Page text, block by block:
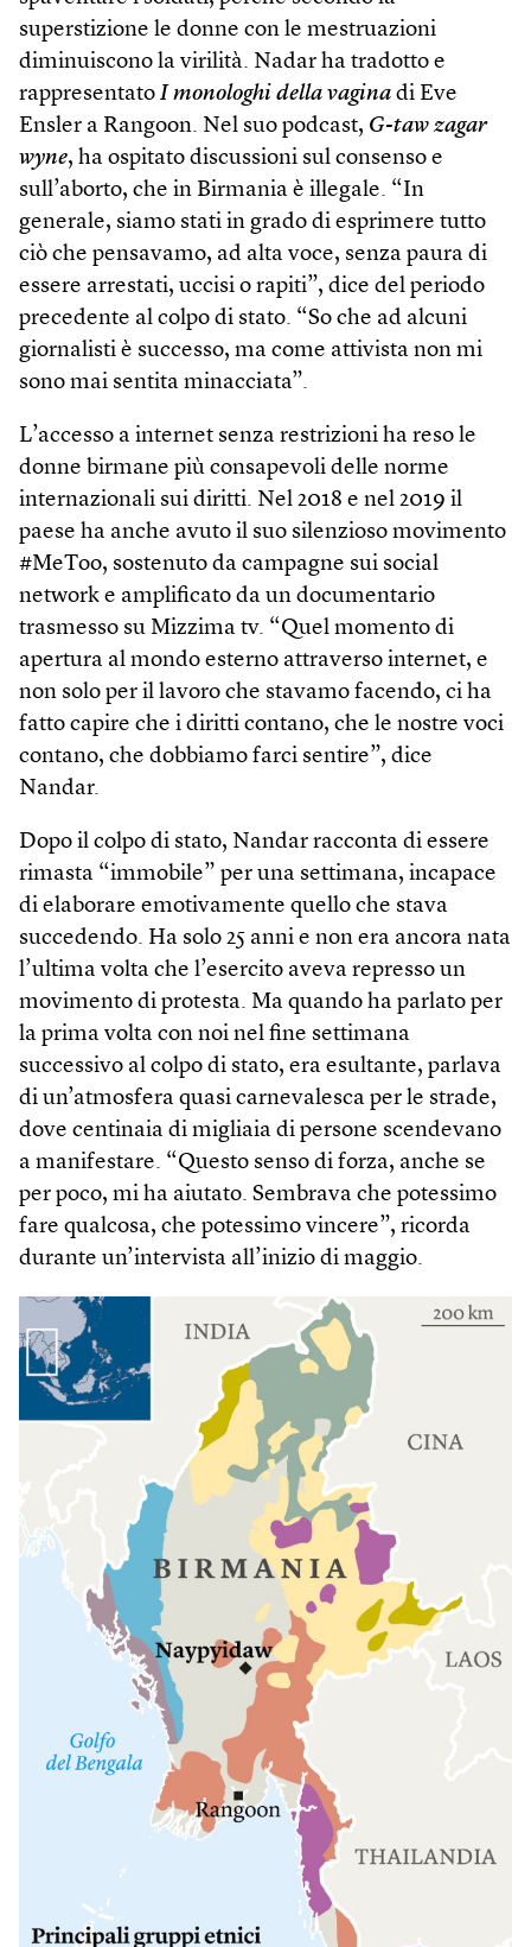
superstizione le donne con le mestruazioni
diminuiscono la virilità. Nadar ha tradotto e
rappresentato I monologhi della vagina di Eve
Ensler a Rangoon. Nel suo podcast, G-taw zagar
wyne, ha ospitato discussioni sul consenso e
sull’aborto, che in Birmania è illegale. “In
generale, siamo stati in grado di esprimere tutto
ciò che pensavamo, ad alta voce, senza paura di
essere arrestati, uccisi o rapiti”, dice del periodo
precedente al colpo di stato. “So che ad alcuni
giornalisti è successo, ma come attivista non mi
sono mai sentita minacciata”.
L’accesso a internet senza restrizioni ha reso le
donne birmane più consapevoli delle norme
internazionali sui diritti. Nel 2018 e nel 2019 il
paese ha anche avuto il suo silenzioso movimento
#MeToo, sostenuto da campagne sui social
network e amplificato da un documentario
trasmesso su Mizzima tv. “Quel momento di
apertura al mondo esterno attraverso internet, e
non solo per il lavoro che stavamo facendo, ci ha
fatto capire che i diritti contano, che le nostre voci
contano, che dobbiamo farci sentire”, dice
Nandar.
Dopo il colpo di stato, Nandar racconta di essere
rimasta “immobile” per una settimana, incapace
di elaborare emotivamente quello che stava
succedendo. Ha solo 25 anni e non era ancora nata
l’ultima volta che l’esercito aveva represso un
movimento di protesta. Ma quando ha parlato per
la prima volta con noi nel fine settimana
successivo al colpo di stato, era esultante, parlava
di un’atmosfera quasi carnevalesca per le strade,
dove centinaia di migliaia di persone scendevano
a manifestare. “Questo senso di forza, anche se
per poco, mi ha aiutato. Sembrava che potessimo
fare qualcosa, che potessimo vincere”, ricorda
durante un’intervista all’inizio di maggio.